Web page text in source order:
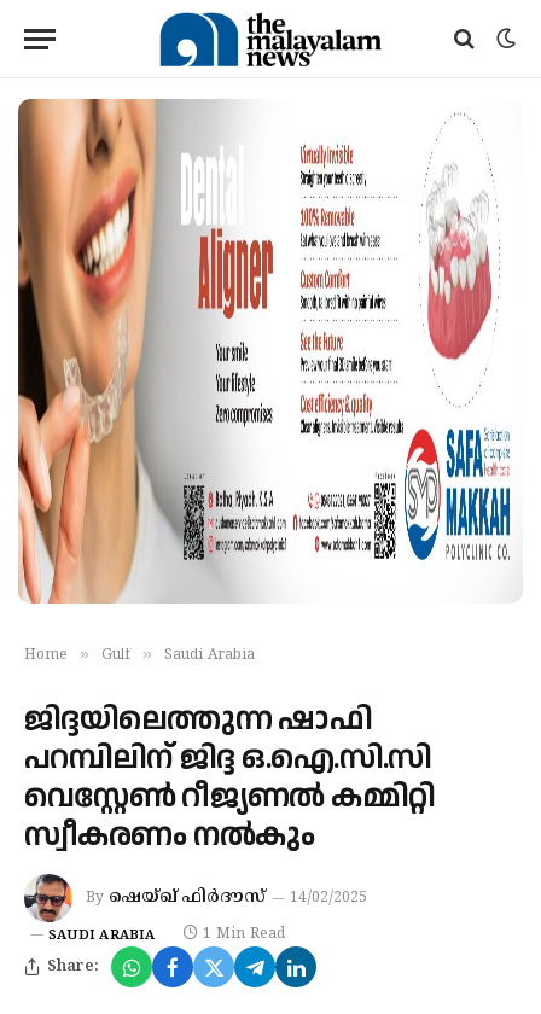
Home » Gulf » Saudi Arabia
ജിദ്ദയിലെത്തുന്ന ഷാഫി
പറമ്പിലിന് ജിദ്ദ ഒ.ഐ.സി.സി
വെസ്റ്റേൺ റീജ്യണൽ കമ്മിറ്റി
സ്വീകരണം നൽകും
By ഷെയ്ഖ് ഫിർദൗസ് 14/02/2025
SAUDI ARABIA 1 Min Read
Share: